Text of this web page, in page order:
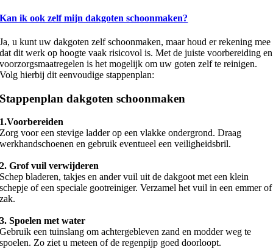
Kan ik ook zelf mijn dakgoten schoonmaken?
Ja, u kunt uw dakgoten zelf schoonmaken, maar houd er rekening mee
dat dit werk op hoogte vaak risicovol is. Met de juiste voorbereiding en
voorzorgsmaatregelen is het mogelijk om uw goten zelf te reinigen.
Volg hierbij dit eenvoudige stappenplan:
Stappenplan dakgoten schoonmaken
1.Voorbereiden
Zorg voor een stevige ladder op een vlakke ondergrond. Draag
werkhandschoenen en gebruik eventueel een veiligheidsbril.
2. Grof vuil verwijderen
Schep bladeren, takjes en ander vuil uit de dakgoot met een klein
schepje of een speciale gootreiniger. Verzamel het vuil in een emmer of
zak.
3. Spoelen met water
Gebruik een tuinslang om achtergebleven zand en modder weg te
spoelen. Zo ziet u meteen of de regenpijp goed doorloopt.